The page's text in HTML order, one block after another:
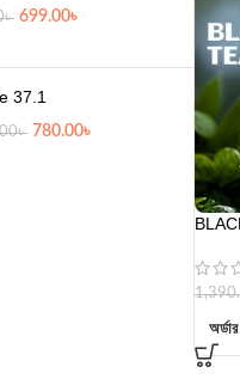
৳ 699.00৳
37.1
৳ 780.00৳